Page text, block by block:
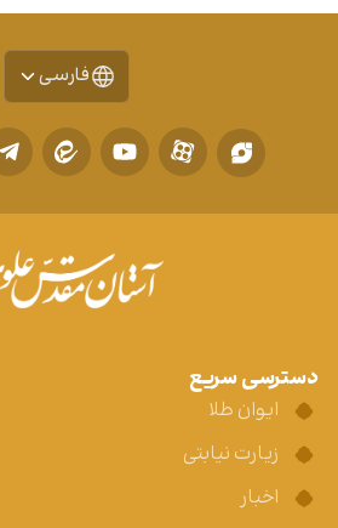
فارسی
دسترسی سریع
ایوان طلا
زیارت نیابتی
اخبار